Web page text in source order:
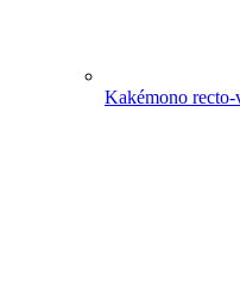
Kakémono recto-